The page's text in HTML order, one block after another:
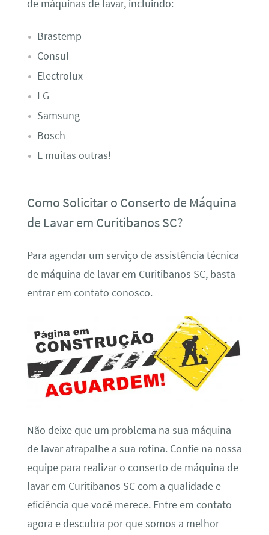
de máquinas de lavar, incluindo:
Brastemp
Consul
Electrolux
LG
Samsung
Bosch
E muitas outras!
Como Solicitar o Conserto de Máquina
de Lavar em Curitibanos SC?
Para agendar um serviço de assistência técnica
de máquina de lavar em Curitibanos SC, basta
entrar em contato conosco.
Não deixe que um problema na sua máquina
de lavar atrapalhe a sua rotina. Confie na nossa
equipe para realizar o conserto de máquina de
lavar em Curitibanos SC com a qualidade e
eficiência que você merece. Entre em contato
agora e descubra por que somos a melhor